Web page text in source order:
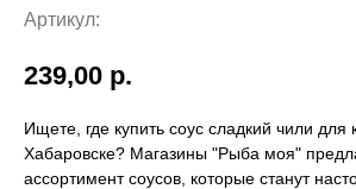
Артикул:
239,00 р.
Ищете, где купить соус сладкий чили для
Хабаровске? Магазины "Рыба моя"
ассортимент соусов, которые станут